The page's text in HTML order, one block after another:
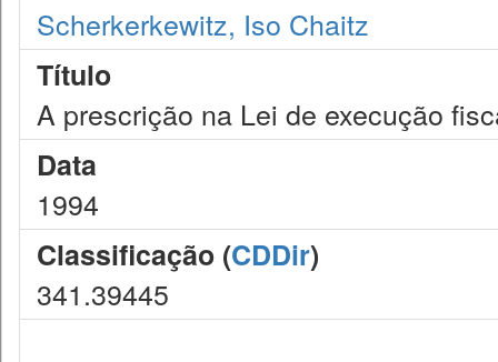
Scherkerkewitz, Iso Chaitz
Título
A prescrição na Lei de execução
Data
1994
Classificação (CDDir)
341.39445